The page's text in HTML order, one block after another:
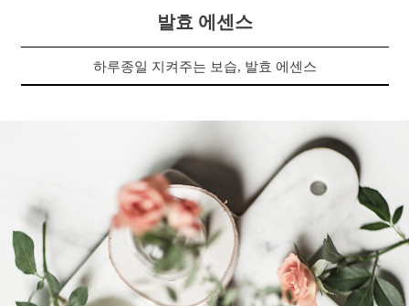
발효 에센스
하루종일 지켜주는 보습, 발효 에센스